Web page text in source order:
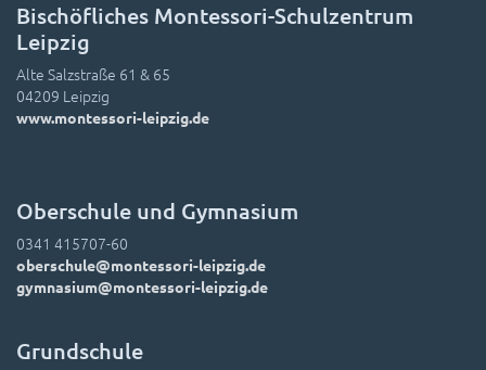
Bischöfliches Montessori-Schulzentrum
Leipzig
Alte Salzstraße 61 & 65
04209 Leipzig
www.montessori-leipzig.de
Oberschule und Gymnasium
0341 415707-60
oberschule@montessori-leipzig.de
gymnasium@montessori-leipzig.de
Grundschule